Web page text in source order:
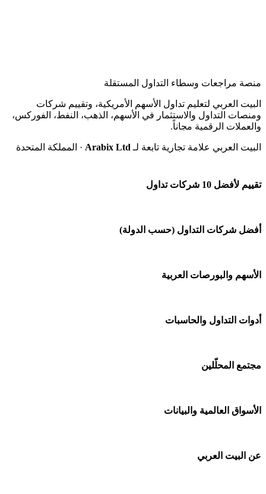
منصة مراجعات وسطاء التداول المستقلة
البيت العربي لتعليم تداول الأسهم الأمريكية، وتقييم شركات
ومنصات التداول والاستثمار في الأسهم، الذهب، النفط، الفوركس،
والعملات الرقمية مجاناً.
البيت العربي علامة تجارية تابعة لـ Arabix Ltd · المملكة المتحدة
تقييم لأفضل 10 شركات تداول
شركة Capital.com
منصة بينانس
شركة Xm
انتراكتيف بروكرز IBKR
أفضل شركات التداول (حسب الدولة)
شركات تداول في السعودية
شركات تداول في قطر
شركات تداول في عُمان
الأسهم والبورصات العربية
🌍 كل البورصات العربية
🇪🇬 البورصة المصرية
🇶🇦 بورصة قطر
أدوات التداول والحاسبات
🕌 حاسبة الزكاة
مجتمع المحلّلين
🧱 حائط المجتمع
الأسواق العالمية والبيانات
🌐 المؤشرات العالمية
عن البيت العربي